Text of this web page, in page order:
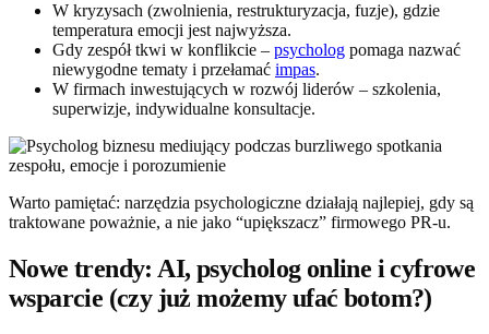
W kryzysach (zwolnienia, restrukturyzacja, fuzje), gdzie
temperatura emocji jest najwyższa.
Gdy zespół tkwi w konflikcie – psycholog pomaga nazwać
niewygodne tematy i przełamać impas.
W firmach inwestujących w rozwój liderów – szkolenia,
superwizje, indywidualne konsultacje.
Warto pamiętać: narzędzia psychologiczne działają najlepiej, gdy są
traktowane poważnie, a nie jako “upiększacz” firmowego PR-u.
Nowe trendy: AI, psycholog online i cyfrowe
wsparcie (czy już możemy ufać botom?)